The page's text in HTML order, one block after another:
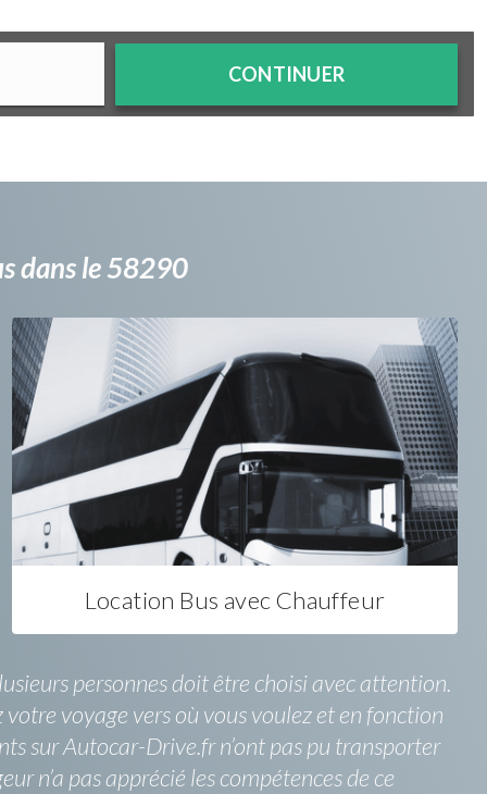
CONTINUER
dans le 58290
Location Bus avec Chauffeur
personnes doit être choisi avec attention.
voyage vers où vous voulez et en fonction
sur Autocar-Drive.fr n’ont pas pu transporter
n’a pas apprécié les compétences de ce